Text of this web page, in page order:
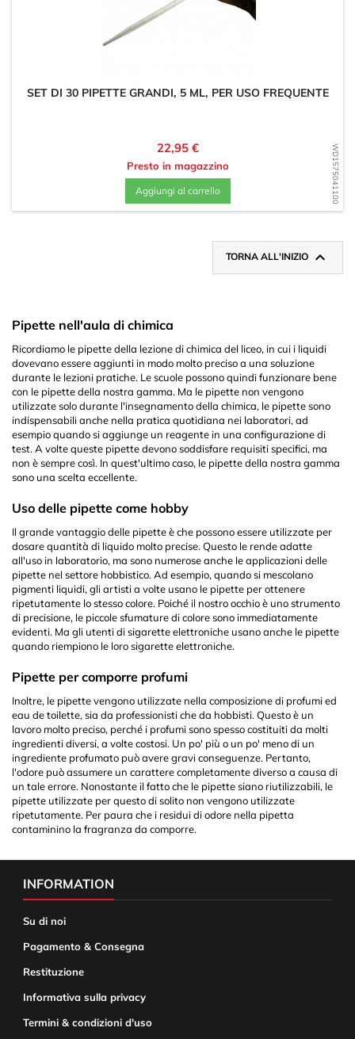
WD1575041100
SET DI 30 PIPETTE GRANDI, 5 ML, PER USO FREQUENTE
Prezzo
22,95 €
Presto in magazzino
Aggiungi al carrello
TORNA ALL'INIZIO 
Pipette nell'aula di chimica
Ricordiamo le pipette della lezione di chimica del liceo, in cui i liquidi
dovevano essere aggiunti in modo molto preciso a una soluzione
durante le lezioni pratiche. Le scuole possono quindi funzionare bene
con le pipette della nostra gamma. Ma le pipette non vengono
utilizzate solo durante l'insegnamento della chimica, le pipette sono
indispensabili anche nella pratica quotidiana nei laboratori, ad
esempio quando si aggiunge un reagente in una configurazione di
test. A volte queste pipette devono soddisfare requisiti specifici, ma
non è sempre così. In quest'ultimo caso, le pipette della nostra gamma
sono una scelta eccellente.
Uso delle pipette come hobby
Il grande vantaggio delle pipette è che possono essere utilizzate per
dosare quantità di liquido molto precise. Questo le rende adatte
all'uso in laboratorio, ma sono numerose anche le applicazioni delle
pipette nel settore hobbistico. Ad esempio, quando si mescolano
pigmenti liquidi, gli artisti a volte usano le pipette per ottenere
ripetutamente lo stesso colore. Poiché il nostro occhio è uno strumento
di precisione, le piccole sfumature di colore sono immediatamente
evidenti. Ma gli utenti di sigarette elettroniche usano anche le pipette
quando riempiono le loro sigarette elettroniche.
Pipette per comporre profumi
Inoltre, le pipette vengono utilizzate nella composizione di profumi ed
eau de toilette, sia da professionisti che da hobbisti. Questo è un
lavoro molto preciso, perché i profumi sono spesso costituiti da molti
ingredienti diversi, a volte costosi. Un po' più o un po' meno di un
ingrediente profumato può avere gravi conseguenze. Pertanto,
l'odore può assumere un carattere completamente diverso a causa di
un tale errore. Nonostante il fatto che le pipette siano riutilizzabili, le
pipette utilizzate per questo di solito non vengono utilizzate
ripetutamente. Per paura che i residui di odore nella pipetta
contaminino la fragranza da comporre.
INFORMATION
Su di noi
Pagamento & Consegna
Restituzione
Informativa sulla privacy
Termini & condizioni d'uso